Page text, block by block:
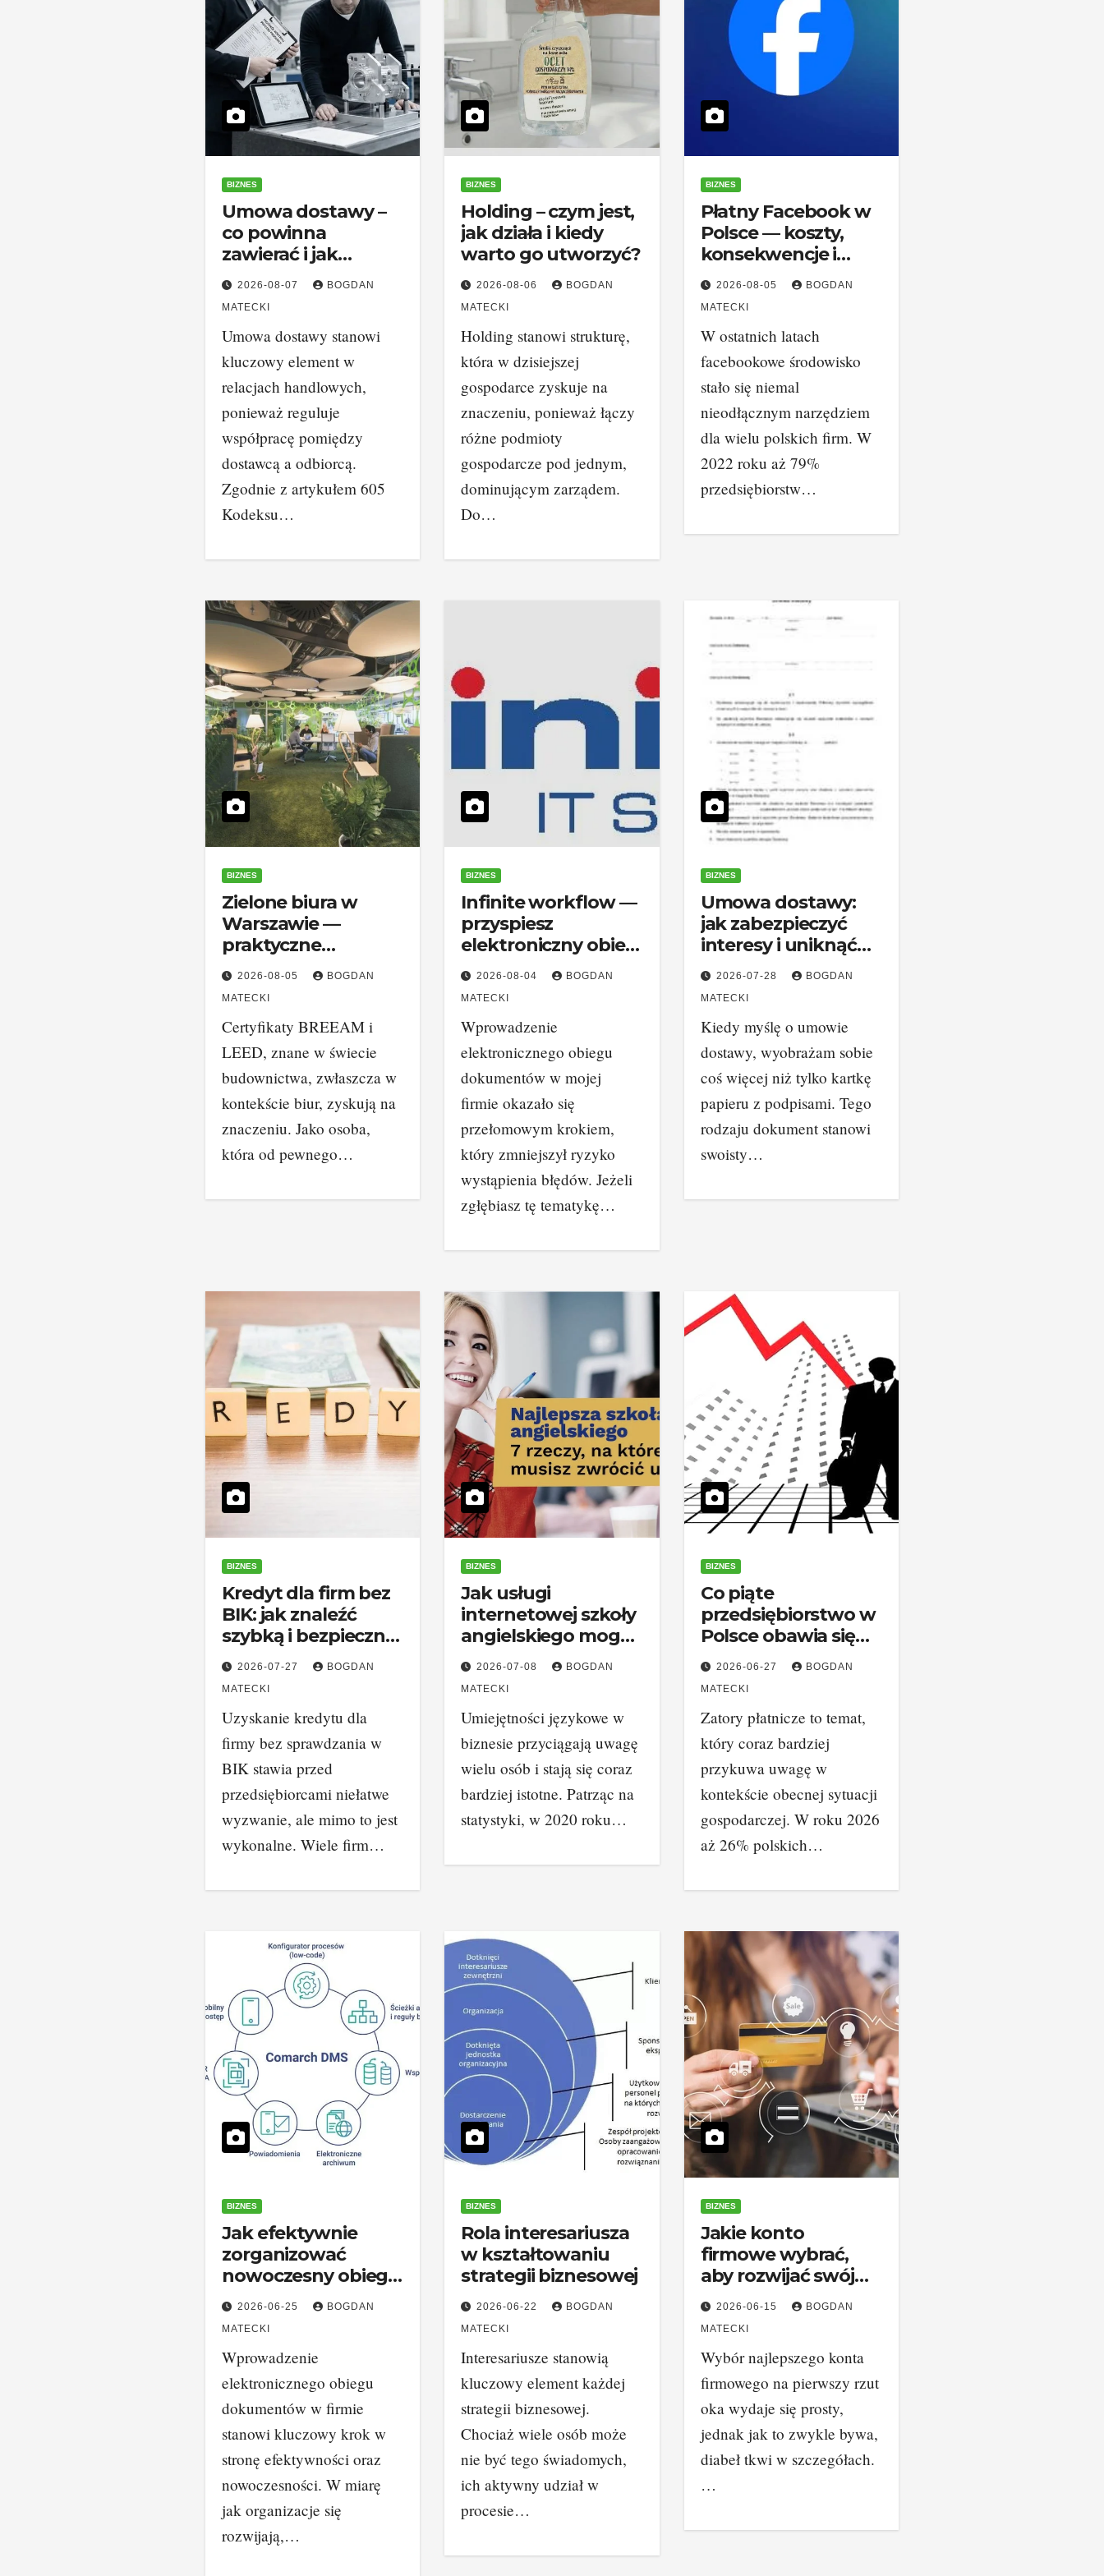
BIZNES
Umowa dostawy –
co powinna
zawierać i jak
zabezpieczyć
interesy stron
2026-08-07
BOGDAN
MATECKI
Umowa dostawy stanowi
kluczowy element w
relacjach handlowych,
ponieważ reguluje
współpracę pomiędzy
dostawcą a odbiorcą.
Zgodnie z artykułem 605
Kodeksu…
BIZNES
Holding – czym jest,
jak działa i kiedy
warto go utworzyć?
2026-08-06
BOGDAN
MATECKI
Holding stanowi strukturę,
która w dzisiejszej
gospodarce zyskuje na
znaczeniu, ponieważ łączy
różne podmioty
gospodarcze pod jednym,
dominującym zarządem.
Do…
BIZNES
Płatny Facebook w
Polsce — koszty,
konsekwencje i
rozwiązania dla firm
2026-08-05
BOGDAN
MATECKI
W ostatnich latach
facebookowe środowisko
stało się niemal
nieodłącznym narzędziem
dla wielu polskich firm. W
2022 roku aż 79%
przedsiębiorstw…
BIZNES
Zielone biura w
Warszawie —
praktyczne
strategie esg i
realne oszczędności
2026-08-05
BOGDAN
MATECKI
Certyfikaty BREEAM i
LEED, znane w świecie
budownictwa, zwłaszcza w
kontekście biur, zyskują na
znaczeniu. Jako osoba,
która od pewnego…
BIZNES
Infinite workflow —
przyspiesz
elektroniczny obieg
dokumentów i
zmniejsz błędy
2026-08-04
BOGDAN
MATECKI
Wprowadzenie
elektronicznego obiegu
dokumentów w mojej
firmie okazało się
przełomowym krokiem,
który zmniejszył ryzyko
wystąpienia błędów. Jeżeli
zgłębiasz tę tematykę…
BIZNES
Umowa dostawy:
jak zabezpieczyć
interesy i uniknąć
sporów
2026-07-28
BOGDAN
MATECKI
Kiedy myślę o umowie
dostawy, wyobrażam sobie
coś więcej niż tylko kartkę
papieru z podpisami. Tego
rodzaju dokument stanowi
swoisty…
BIZNES
Kredyt dla firm bez
BIK: jak znaleźć
szybką i bezpieczną
ofertę
2026-07-27
BOGDAN
MATECKI
Uzyskanie kredytu dla
firmy bez sprawdzania w
BIK stawia przed
przedsiębiorcami niełatwe
wyzwanie, ale mimo to jest
wykonalne. Wiele firm…
BIZNES
Jak usługi
internetowej szkoły
angielskiego mogą
przyspieszyć rozwój
Twojego biznesu
2026-07-08
BOGDAN
MATECKI
Umiejętności językowe w
biznesie przyciągają uwagę
wielu osób i stają się coraz
bardziej istotne. Patrząc na
statystyki, w 2020 roku…
BIZNES
Co piąte
przedsiębiorstwo w
Polsce obawia się
bankructwa –
przyczyny i co
2026-06-27
BOGDAN
MATECKI
Zatory płatnicze to temat,
który coraz bardziej
przykuwa uwagę w
kontekście obecnej sytuacji
gospodarczej. W roku 2026
aż 26% polskich…
BIZNES
Jak efektywnie
zorganizować
nowoczesny obieg
dokumentów w
firmie?
2026-06-25
BOGDAN
MATECKI
Wprowadzenie
elektronicznego obiegu
dokumentów w firmie
stanowi kluczowy krok w
stronę efektywności oraz
nowoczesności. W miarę
jak organizacje się
rozwijają,…
BIZNES
Rola interesariusza
w kształtowaniu
strategii biznesowej
2026-06-22
BOGDAN
MATECKI
Interesariusze stanowią
kluczowy element każdej
strategii biznesowej.
Chociaż wiele osób może
nie być tego świadomych,
ich aktywny udział w
procesie…
BIZNES
Jakie konto
firmowe wybrać,
aby rozwijać swój
biznes?
2026-06-15
BOGDAN
MATECKI
Wybór najlepszego konta
firmowego na pierwszy rzut
oka wydaje się prosty,
jednak jak to zwykle bywa,
diabeł tkwi w szczegółach.
…